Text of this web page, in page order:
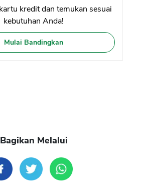
kredit dan temukan sesuai
kebutuhan Anda!
Mulai Bandingkan
Bagikan Melalui